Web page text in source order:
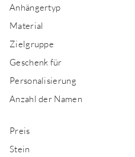
Anhängertyp
Material
Zielgruppe
Geschenk für
Personalisierung
Anzahl der Namen
Preis
Stein